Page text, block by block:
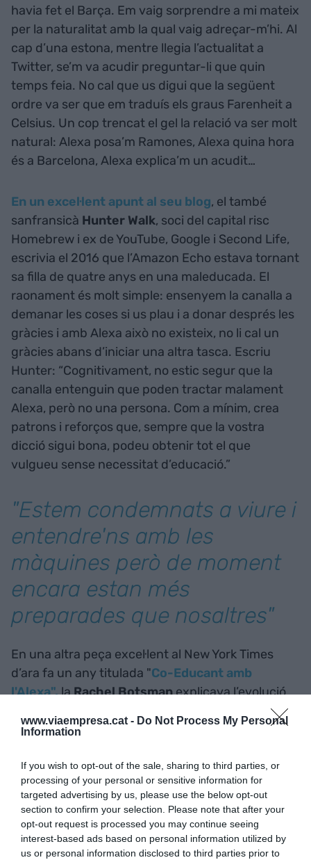
www.viaempresa.cat - Do Not Process My Personal
Information
If you wish to opt-out of the sale, sharing to third parties, or
processing of your personal or sensitive information for
targeted advertising by us, please use the below opt-out
section to confirm your selection. Please note that after your
opt-out request is processed you may continue seeing
interest-based ads based on personal information utilized by
us or personal information disclosed to third parties prior to
havia fet el Barça. Em vaig sorprendre a mi mateix
per la naturalitat amb la qual vaig adreçar-m’hi. Al
cap d’una estona, mentre llegia l’actualitat a
Twitter, se’m va acudir preguntar-li que quin
temps feia. No cal que us digui que la següent
ordre va ser que em traduís els graus Farenheit a
Celsius. Un cop trencat el gel la relació va ser molt
natural: Alexa posa’m Ramones, Alexa quina hora
és a Barcelona, Alexa explica’m un acudit…
En un excel·lent apunt al seu blog, el també
sanfransicà Hunter Walk, soci del capital risc
Homebrew i ex de YouTube, Google i Second Life,
escrivia el 2016 que l’Amazon Echo estava tornant
sa filla de quatre anys en una maleducada. El
raonament és molt simple: ensenyem la canalla a
demanar les coses si us plau i a donar després les
gràcies i amb Alexa això no existeix, no li cal un
gràcies abans d’iniciar una altra tasca. Escriu
Hunter: “Cognitivament, no estic segur que la
canalla entenguin que poden tractar malament
Alexa, però no una persona. Com a mínim, crea
patrons i reforços que, sempre que la vostra
dicció sigui bona, podeu obtenir tot el que
vulgueu sense necessitat d’educació.”
"Estem condemnats a viure i
entendre'ns amb les
màquines però de moment
encara estan més
preparades que nosaltres"
En una altra peça excel·lent al New York Times
d’ara fa un any titulada "Co-Educant amb
l'Alexa",laRachel Botsmanexplicava l’evolució
l’Alexa. Va observar com canviava de demanar-li
decisions —què em poso?—. Com en Hunter,
també va veure com sa filla era brusca amb
l’Alexa mentre dubtava de si li ofenia els
sentiments. Sovint el primer bon dia de la nena
era per l’Alexa. Un estudi del Media Lab del M.I.T.